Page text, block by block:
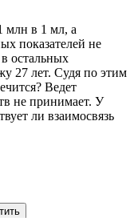
млн в 1 мл, а
показателей не
остальных
27 лет. Судя по этим
Ведет
не принимает. У
ли взаимосвязь